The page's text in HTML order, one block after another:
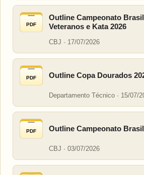
PDF
Outline Campeonato
Veteranos e Kata 2026
CBJ · 17/07/2026
PDF Outline Copa Dourados
Departamento Técnico · 15/07/
PDF Outline Campeonato
CBJ · 03/07/2026